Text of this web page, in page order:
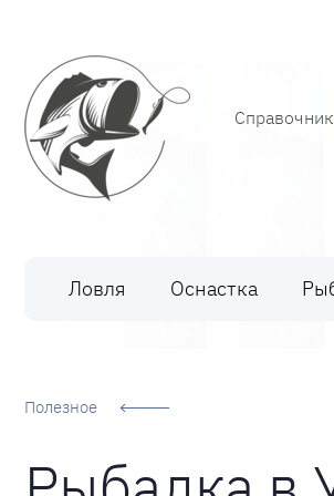
Рыбалка
Ловля Оснастка
Полезное